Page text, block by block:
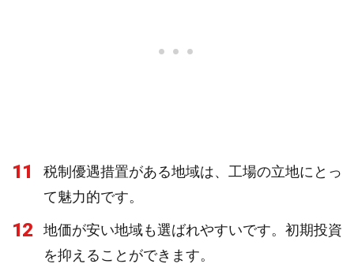
11
税制優遇措置がある地域は、工場の立地にとっ
て魅力的です。
12
地価が安い地域も選ばれやすいです。初期投資
を抑えることができます。